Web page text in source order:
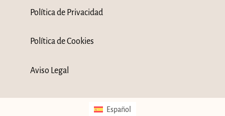
Política de Privacidad
Política de Cookies
Aviso Legal
Español